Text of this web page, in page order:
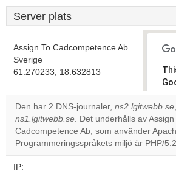
Server plats
Assign To Cadcompetence Ab
Sverige
61.270233, 18.632813
Den har 2 DNS-journaler, ns2.lgitwebb.se
ns1.lgitwebb.se. Det underhålls av Assign
Cadcompetence Ab, som använder
Programmeringsspråkets miljö är PHP/
IP: